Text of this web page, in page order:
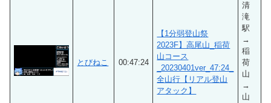
とびねこ 00:47:24
【1分弱登山祭
2023F】高尾山_稲荷
山コース
_20230401ver_47:24_
全山行【リアル登山
アタック】
清
滝
駅
→
稲
荷
山
→
山